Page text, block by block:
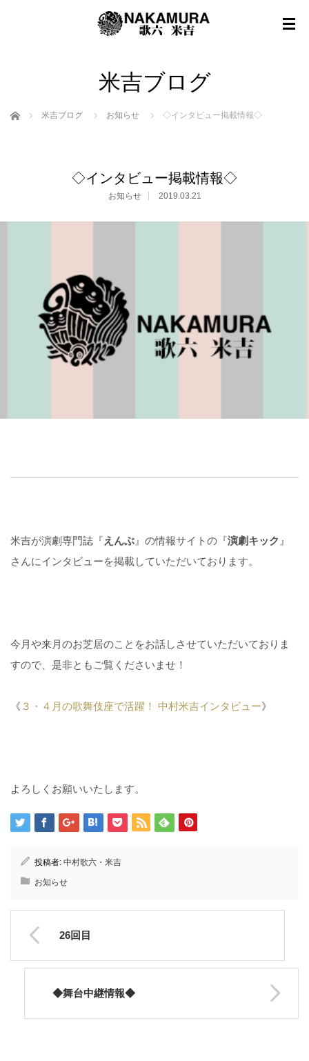
米吉ブログ
ホーム 米吉ブログ お知らせ ◇インタビュー掲載情報◇
◇インタビュー掲載情報◇
お知らせ 2019.03.21
米吉が演劇専門誌『えんぶ 』の情報サイトの『演劇キック 』
さんにインタビューを掲載していただいております。
今月や来月のお芝居のことをお話しさせていただいておりま
すので、是非ともご覧くださいませ！
《 ３・４月の歌舞伎座で活躍！ 中村米吉インタビュー》
よろしくお願いいたします。
投稿者: 中村歌六・米吉
お知らせ
26回目
◆舞台中継情報◆